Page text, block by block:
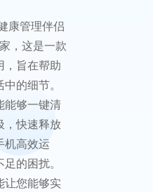
管家
康管理伴侣
，这是一款
旨在帮助
的细节。
能够一键清